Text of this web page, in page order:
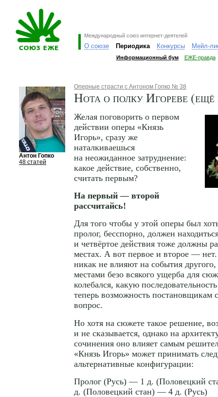
Международный союз интернет-деятелей
О союзе Периодика Конкурсы Мейл-
Информационный бум ЕЖЕ-правда
Антон Гопко
48 статей
Оперные страсти с Антоном Гопко № 38
Нота о полку Игореве (ещё
Желая поговорить о первом
действии оперы «Князь
Игорь», сразу же
наталкиваешься
на неожиданное затруднение:
какое действие, собственно,
считать первым?
На первый — второй
рассчитайсь!
Для того чтобы у этой оперы был
пролог, бесспорно, должен
и четвёртое действия тоже должны
местах. А вот первое и второе —
никак не влияют на события
местами безо всякого ущерба для
колебался, какую
теперь возможность постановщикам
вопрос.
Но хотя на сюжете такое решение,
и не сказывается, однако на
сочинения оно влияет самым
«Князь Игорь» может принимать
альтернативные конфигурации:
Пролог (Русь) — 1 д. (Половецкий
д. (Половецкий стан) — 4 д. (Русь)